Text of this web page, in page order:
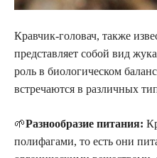
Кравчик-головач, также
представляет собой вид
роль в биологическом
встречаются в различных
🌱Разнообразие питания:
полифагами, то есть они